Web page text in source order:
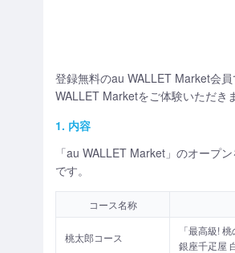
登録無料のau WALLET Market会
WALLET Marketをご体験いただき
1. 内容
「au WALLET Market」のオープ
です。
コース名称
桃太郎コース
「最高級!
銀座千疋屋